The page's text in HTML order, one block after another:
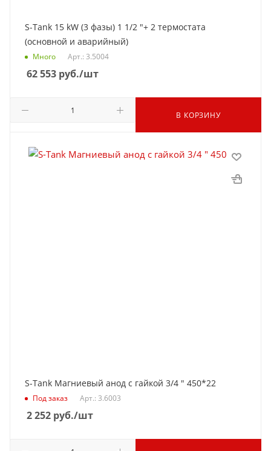
S-Tank 15 kW (3 фазы) 1 1/2 "+ 2 термостата
(основной и аварийный)
Много Арт.: 3.5004
62 553 руб./шт
В КОРЗИНУ
S-Tank Магниевый анод с гайкой 3/4 " 450*22
Под заказ Арт.: 3.6003
2 252 руб./шт